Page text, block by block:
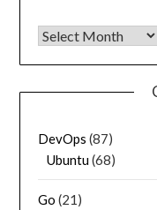
Archives
DevOps (87)
Ubuntu(68)
Go (21)